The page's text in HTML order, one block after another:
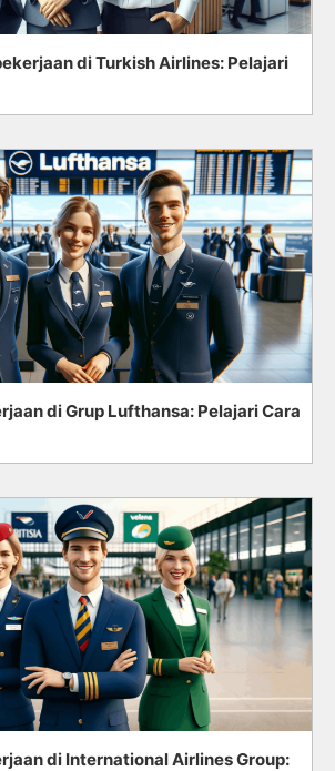
di Turkish Airlines: Pelajari
di Grup Lufthansa: Pelajari Cara
di International Airlines Group: